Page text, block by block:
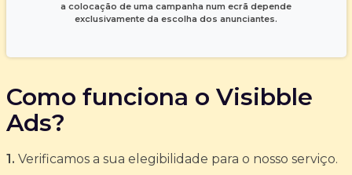
a colocação de uma campanha num ecrã depende
exclusivamente da escolha dos anunciantes.
Como funciona o Visibble
Ads?
1. Verificamos a sua elegibilidade para o nosso serviço.